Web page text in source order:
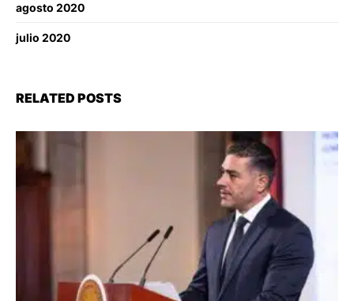
agosto 2020
julio 2020
RELATED POSTS